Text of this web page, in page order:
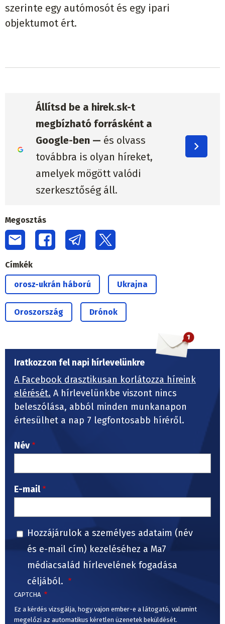
szerinte egy autómosót és egy ipari
objektumot ért.
Állítsd be a hirek.sk-t
megbízható forrásként a
Google-ben — és olvass
továbbra is olyan híreket,
amelyek mögött valódi
szerkesztőség áll.
Megosztás
Címkék
orosz-ukrán háború Ukrajna
Oroszország Drónok
Iratkozzon fel napi hírlevelünkre
A Facebook drasztikusan korlátozza híreink
elérését. A hírlevelünkbe viszont nincs
beleszólása, abból minden munkanapon
értesülhet a nap 7 legfontosabb híréről.
Név
E-mail
Hozzájárulok a személyes adataim (név
és e-mail cím) kezeléséhez a Ma7
médiacsalád hírlevelének fogadása
céljából.
CAPTCHA
Ez a kérdés vizsgálja, hogy vajon ember-e a látogató, valamint
megelőzi az automatikus kéretlen üzenetek beküldését.